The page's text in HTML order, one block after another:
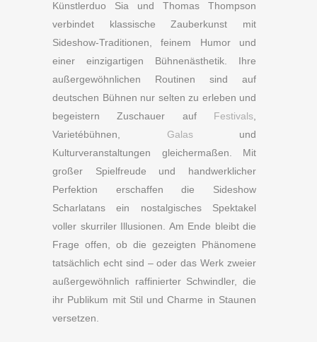
Künstlerduo Sia und Thomas Thompson
verbindet klassische Zauberkunst mit
Sideshow-Traditionen, feinem Humor und
einer einzigartigen Bühnenästhetik. Ihre
außergewöhnlichen Routinen sind auf
deutschen Bühnen nur selten zu erleben und
begeistern Zuschauer auf Festivals
Varietébühnen, Galasund
Kulturveranstaltungen gleichermaßen. Mit
großer Spielfreude und handwerklicher
Perfektion erschaffen die Sideshow
Scharlatans ein nostalgisches Spektakel
voller skurriler Illusionen. Am Ende bleibt die
Frage offen, ob die gezeigten Phänomene
tatsächlich echt sind – oder das Werk zweier
außergewöhnlich raffinierter Schwindler, die
ihr Publikum mit Stil und Charme in Staunen
versetzen.